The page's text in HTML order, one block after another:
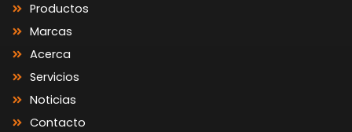
Productos
Marcas
Acerca
Servicios
Noticias
Contacto